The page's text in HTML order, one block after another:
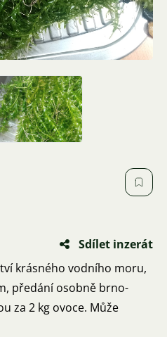
Sdílet inzerát
krásného vodního moru,
předání osobně brno-
za 2 kg ovoce. Může